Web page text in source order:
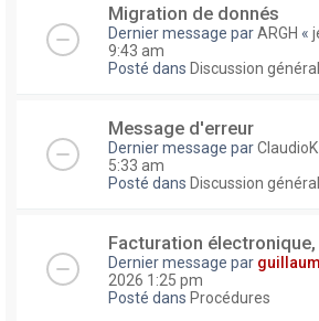
Migration de donnés
Dernier message parARGH «
9:43 am
Posté dans Discussion
Message d'erreur
Dernier message parClaudioK
5:33 am
Posté dans Discussion
Facturation
Dernier message par
2026 1:25 pm
Posté dans Procédures